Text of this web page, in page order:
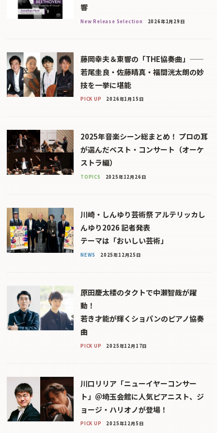
響
New Release Selection 2026年1月29日
藤岡幸夫＆東響の「THE協奏曲」——
若尾圭良・佐藤晴真・福間洸太朗の妙
技を一挙に堪能
PICK UP 2026年1月15日
2025年音楽シーン総まとめ！ プロの耳
が選んだベスト・コンサート（オーケ
ストラ編）
TOPICS 2025年12月26日
川崎・しんゆり芸術祭 アルテリッカし
んゆり2026 記者発表
テーマは「おいしい芸術」
NEWS 2025年12月25日
原田慶太楼のタクトで中瀬智哉が躍
動！
若き才能が輝くショパンのピアノ協奏
曲
PICK UP 2025年12月17日
川口リリア「ニューイヤーコンサー
ト」＠埼玉会館に人気ピアニスト、ジ
ョージ・ハリオノが登場！
PICK UP 2025年12月5日